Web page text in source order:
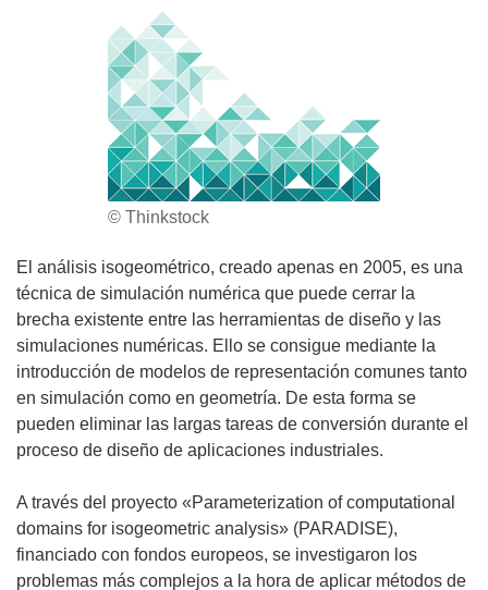
© Thinkstock
El análisis isogeométrico, creado apenas en 2005, es una
técnica de simulación numérica que puede cerrar la
brecha existente entre las herramientas de diseño y las
simulaciones numéricas. Ello se consigue mediante la
introducción de modelos de representación comunes tanto
en simulación como en geometría. De esta forma se
pueden eliminar las largas tareas de conversión durante el
proceso de diseño de aplicaciones industriales.
A través del proyecto «Parameterization of computational
domains for isogeometric analysis» (PARADISE),
financiado con fondos europeos, se investigaron los
problemas más complejos a la hora de aplicar métodos de